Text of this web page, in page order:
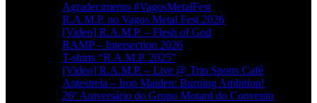
Agradecimento #VagosMetalFest
R.A.M.P. no Vagos Metal Fest 2026
[Video] R.A.M.P. – Flesh of God
RAMP – Intersection 2026
T-shirts “R.A.M.P. 2025”
[Video] R.A.M.P. – Live @ Trip Sports Café
Antestreia – Iron Maiden: Burning Ambition!
26º Aniversário do Grupo Motard do Convento